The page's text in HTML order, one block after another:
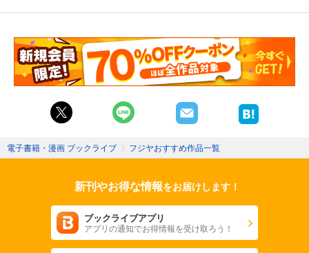
電子書籍・漫画 ブックライブ 〉 フジヤおすすめ作品一覧
新刊やお得な情報をお届けします！
ブックライブアプリ
アプリの通知でお得情報を受け取ろう！